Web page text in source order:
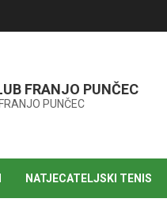
FRANJO PUNČEC
PUNČEC
NATJECATELJSKI TENIS